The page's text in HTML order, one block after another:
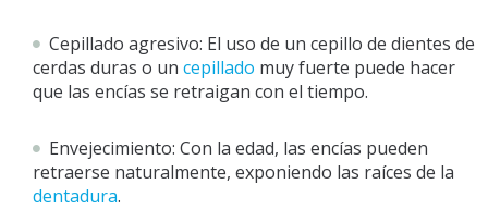
Cepillado agresivo: El uso de un cepillo de dientes de
cerdas duras o un cepillado muy fuerte puede hacer
que las encías se retraigan con el tiempo.
Envejecimiento: Con la edad, las encías pueden
retraerse naturalmente, exponiendo las raíces de la
dentadura.